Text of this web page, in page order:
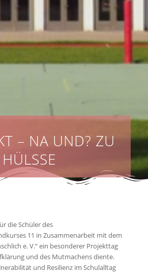
– NA UND? ZU
die Schüler des
11 in Zusammenarbeit mit dem
e. V.“ ein besonderer Projekttag
und des Mutmachens diente.
und Resilienz im Schulalltag